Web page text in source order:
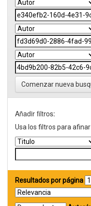
Comenzar nueva
Añadir filtros:
Usa los filtros para afinar
Resultados por página